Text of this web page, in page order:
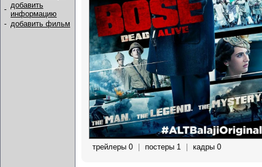
- добавить
информацию
- добавить фильм
трейлеры 0 постеры 1 кадры 0